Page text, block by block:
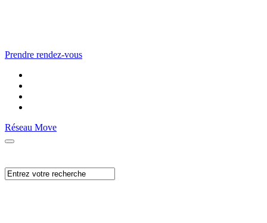
Prendre rendez-vous
Réseau Move